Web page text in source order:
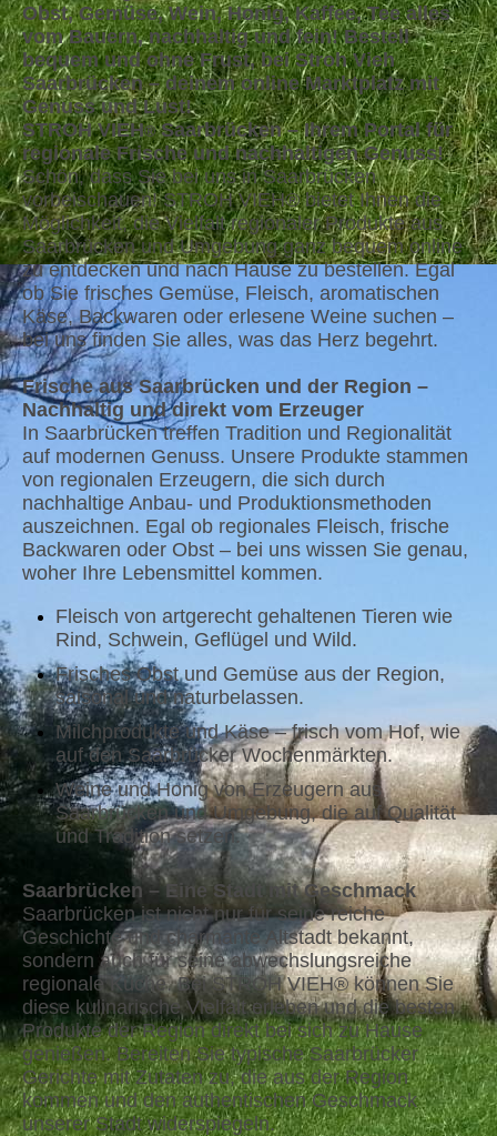
Obst, Gemüse, Wein, Honig, Kaffee, Tee alles
vom Bauern, nachhaltig und fein! Bestell
bequem und ohne Frust, bei Stroh Vieh
Saarbrücken – deinem online Marktplatz mit
Genuss und Lust!
STROH VIEH®Saarbrücken – Ihrem Portal für
regionale Frische und nachhaltigen Genuss!
Schön, dass Sie bei uns in Saarbrücken
vorbeischauen! STROH VIEH® bietet Ihnen die
Möglichkeit, die Vielfalt regionaler Produkte aus
Saarbrücken und Umgebung ganz bequem online
zu entdecken und nach Hause zu bestellen. Egal
ob Sie frisches Gemüse, Fleisch, aromatischen
Käse, Backwaren oder erlesene Weine suchen –
bei uns finden Sie alles, was das Herz begehrt.
Frische aus Saarbrücken und der Region –
Nachhaltig und direkt vom Erzeuger
In Saarbrücken treffen Tradition und Regionalität
auf modernen Genuss. Unsere Produkte stammen
von regionalen Erzeugern, die sich durch
nachhaltige Anbau- und Produktionsmethoden
auszeichnen. Egal ob regionales Fleisch, frische
Backwaren oder Obst – bei uns wissen Sie genau,
woher Ihre Lebensmittel kommen.
Fleisch von artgerecht gehaltenen Tieren wie
Rind, Schwein, Geflügel und Wild.
Frisches Obst und Gemüse aus der Region,
saisonal und naturbelassen.
Milchprodukte und Käse – frisch vom Hof, wie
auf den Saarbrücker Wochenmärkten.
Weine und Honig von Erzeugern aus
Saarbrücken und Umgebung, die auf Qualität
und Tradition setzen.
Saarbrücken – Eine Stadt mit Geschmack
Saarbrücken ist nicht nur für seine reiche
Geschichte und charmante Altstadt bekannt,
sondern auch für seine abwechslungsreiche
regionale Küche. Bei STROH VIEH® können Sie
diese kulinarische Vielfalt erleben und die besten
Produkte der Region direkt bei sich zu Hause
genießen. Bereiten Sie typische Saarbrücker
Gerichte mit Zutaten zu, die aus der Region
kommen und den authentischen Geschmack
unserer Stadt widerspiegeln.